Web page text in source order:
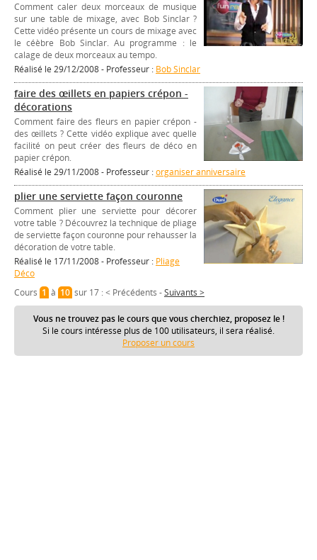
Comment caler deux morceaux de musique
sur une table de mixage, avec Bob Sinclar ?
Cette vidéo présente un cours de mixage avec
le céèbre Bob Sinclar. Au programme : le
calage de deux morceaux au tempo.
Réalisé le 29/12/2008 - Professeur : Bob Sinclar
faire des œillets en papiers crépon -
décorations
Comment faire des fleurs en papier crépon -
des œillets ? Cette vidéo explique avec quelle
facilité on peut créer des fleurs de déco en
papier crépon.
Réalisé le 29/11/2008 - Professeur :organiser anniversaire
plier une serviette façon couronne
Comment plier une serviette pour décorer
votre table ? Découvrez la technique de pliage
de serviette façon couronne pour rehausser la
décoration de votre table.
Réalisé le 17/11/2008 - Professeur : Pliage
Déco
Cours 1à 10sur 17 :< Précédents -Suivants >
Vous ne trouvez pas le cours que vous cherchiez, proposez le !
Si le cours intéresse plus de 100 utilisateurs, il sera réalisé.
Proposer un cours